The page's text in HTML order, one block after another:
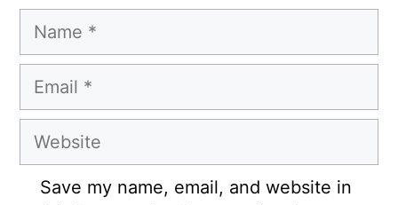
Name
Email
Website
Save my name, email, and website in